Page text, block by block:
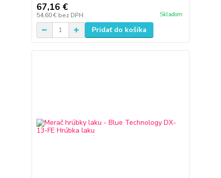
67,16 €
54,60 € bez DPH Skladom
Pridať do košíka